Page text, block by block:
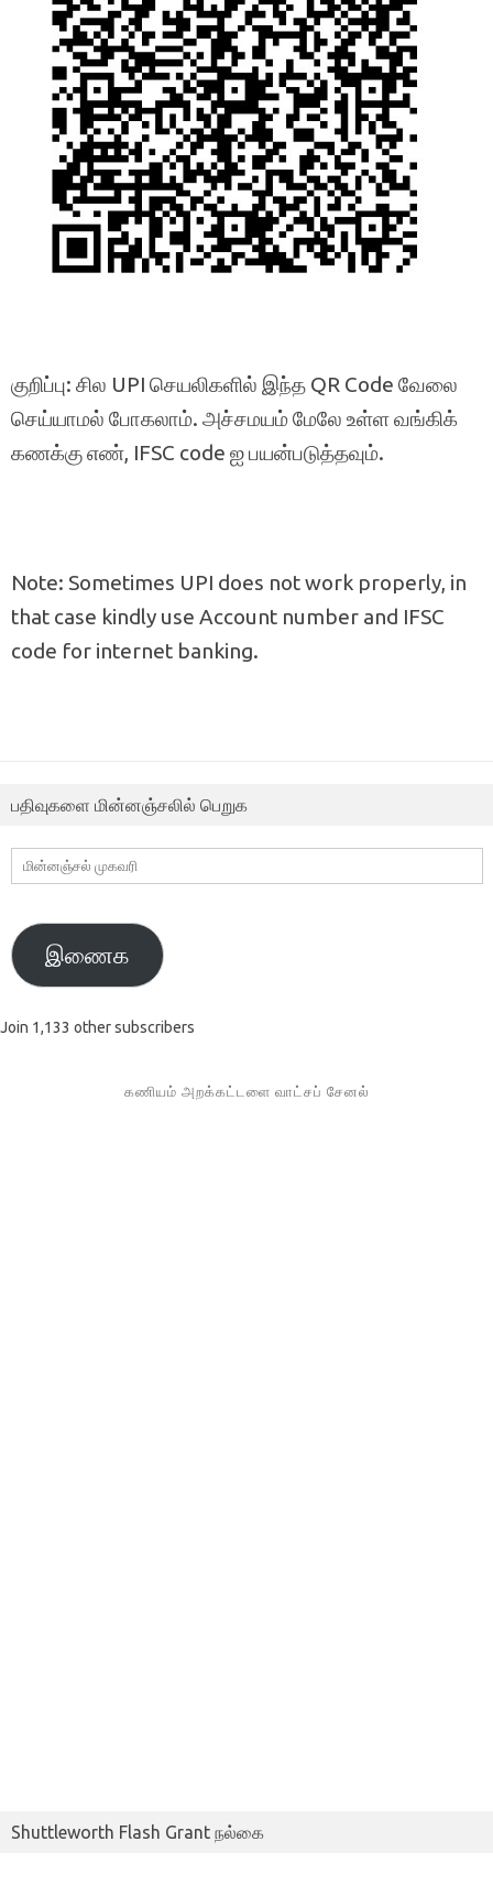
குறிப்பு: சில UPI செயலிகளில் இந்த QR Code வேலை
செய்யாமல் போகலாம். அச்சமயம் மேலே உள்ள வங்கிக்
கணக்கு எண், IFSC code ஐ பயன்படுத்தவும்.
Note: Sometimes UPI does not work properly, in
that case kindly use Account number and IFSC
code for internet banking.
பதிவுகளை மின்னஞ்சலில் பெறுக
மின்னஞ்சல்
முகவரி
இணைக
Join 1,133 other subscribers
கணியம் அறக்கட்டளை வாட்சப் சேனல்
Shuttleworth Flash Grant நல்கை